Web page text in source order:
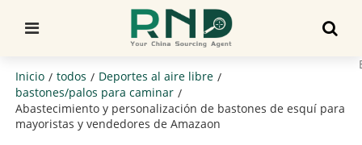
Inicio / todos / Deportes al aire libre /
bastones/palos para caminar /
Abastecimiento y personalización de bastones de esquí para
mayoristas y vendedores de Amazaon